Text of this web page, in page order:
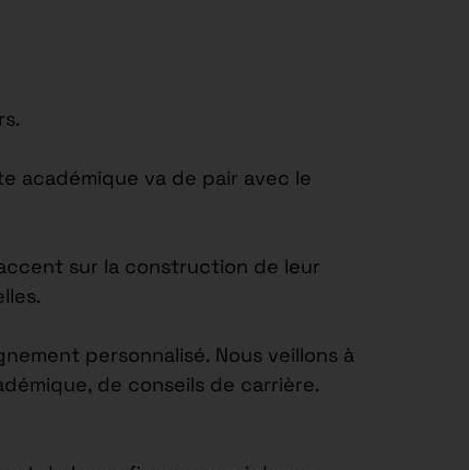
académique va de pair avec le
sur la construction de leur
personnalisé. Nous veillons à
de conseils de carrière.